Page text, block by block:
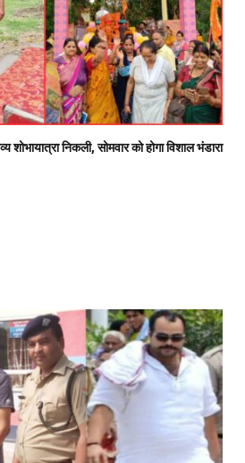
शोभायात्रा निकली, सोमवार को होगा विशाल भंडारा